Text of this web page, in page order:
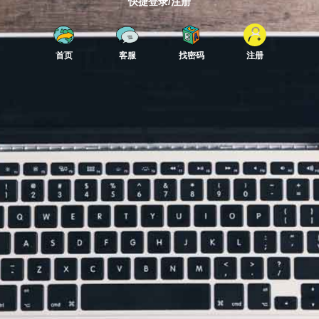
首页 客服 找密码 注册